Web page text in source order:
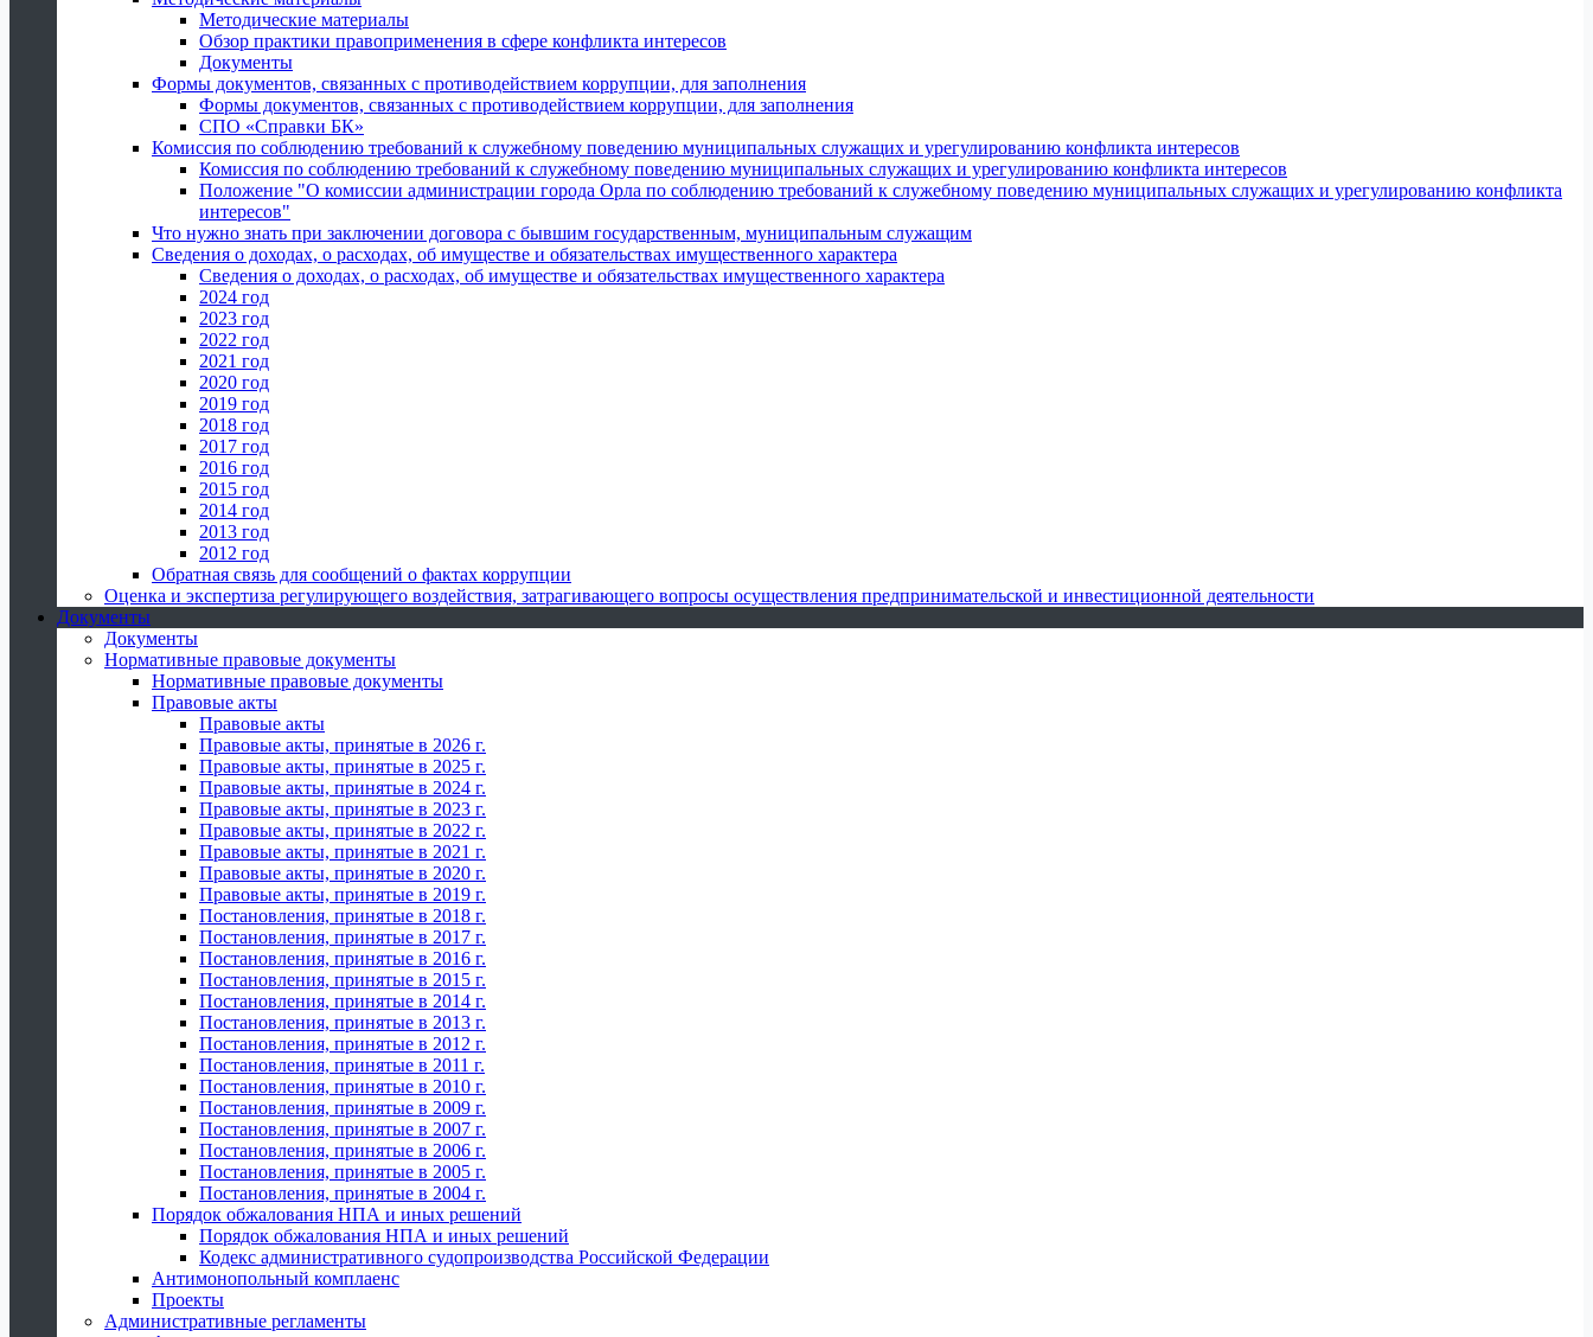
Методические материалы
Обзор практики правоприменения в сфере конфликта интересов
Документы
Формы документов, связанных с противодействием коррупции, для заполнения
Формы документов, связанных с противодействием коррупции, для заполнения
СПО «Справки БК»
Комиссия по соблюдению требований к служебному поведению муниципальных служащих и урегулированию конфликта интересов
Комиссия по соблюдению требований к служебному поведению муниципальных служащих и урегулированию конфликта интересов
Положение "О комиссии администрации города Орла по соблюдению требований к служебному поведению муниципальных служащих и урегулированию конфликта
интересов"
Что нужно знать при заключении договора с бывшим государственным, муниципальным служащим
Сведения о доходах, о расходах, об имуществе и обязательствах имущественного характера
Сведения о доходах, о расходах, об имуществе и обязательствах имущественного характера
2024 год
2023 год
2022 год
2021 год
2020 год
2019 год
2018 год
2017 год
2016 год
2015 год
2014 год
2013 год
2012 год
Обратная связь для сообщений о фактах коррупции
Оценка и экспертиза регулирующего воздействия, затрагивающего вопросы осуществления предпринимательской и инвестиционной деятельности
Документы
Документы
Нормативные правовые документы
Нормативные правовые документы
Правовые акты
Правовые акты
Правовые акты, принятые в 2026 г.
Правовые акты, принятые в 2025 г.
Правовые акты, принятые в 2024 г.
Правовые акты, принятые в 2023 г.
Правовые акты, принятые в 2022 г.
Правовые акты, принятые в 2021 г.
Правовые акты, принятые в 2020 г.
Правовые акты, принятые в 2019 г.
Постановления, принятые в 2018 г.
Постановления, принятые в 2017 г.
Постановления, принятые в 2016 г.
Постановления, принятые в 2015 г.
Постановления, принятые в 2014 г.
Постановления, принятые в 2013 г.
Постановления, принятые в 2012 г.
Постановления, принятые в 2011 г.
Постановления, принятые в 2010 г.
Постановления, принятые в 2009 г.
Постановления, принятые в 2007 г.
Постановления, принятые в 2006 г.
Постановления, принятые в 2005 г.
Постановления, принятые в 2004 г.
Порядок обжалования НПА и иных решений
Порядок обжалования НПА и иных решений
Кодекс административного судопроизводства Российской Федерации
Антимонопольный комплаенс
Проекты
Административные регламенты